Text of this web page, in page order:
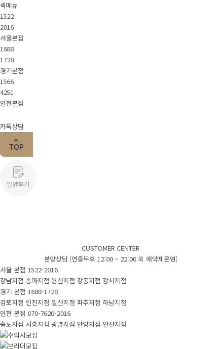
퀵메뉴
1522
2016
서울본점
1688
1728
경기본점
1566
4251
인천본점
카톡상담
CUSTOMER CENTER
분양상담 (연중무휴 12:00 ~ 22:00 외 예약제운영)
서울 본점 1522-2016
강남지점 송파지점 용산지점 강동지점 강서지점
경기 본점 1688-1728
김포지점 인천지점 일산지점 파주지점 하남지점
인천 본점 070-7620-2016
송도지점 시흥지점 광명지점 안양지점 안산지점